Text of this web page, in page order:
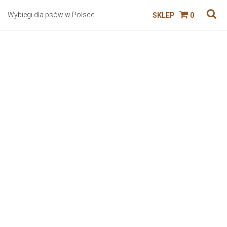
Wybiegi dla psów w Polsce SKLEP 0